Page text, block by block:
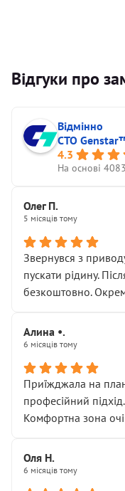
Відгуки про
Відмінно
СТО
4.3
На основі
Олег П.
5 місяців тому
Звернувся з
пускати рідину.
безкоштовно.
Алина •.
6 місяців тому
Приїжджала на
професійний підхід.
Комфортна зона
Оля Н.
6 місяців тому